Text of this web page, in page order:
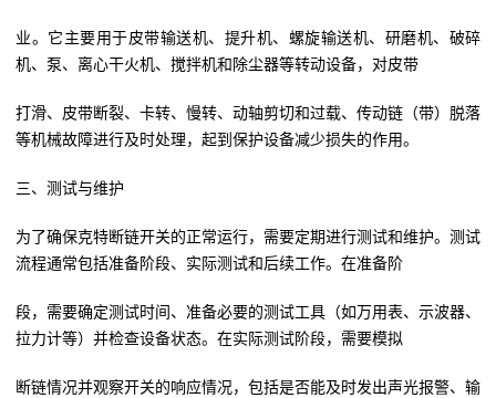
业。它主要用于皮带输送机、提升机、螺旋输送机、研磨机、破碎
机、泵、离心干火机、搅拌机和除尘器等转动设备，对皮带
打滑、皮带断裂、卡转、慢转、动轴剪切和过载、传动链（带）脱落
等机械故障进行及时处理，起到保护设备减少损失的作用。
三、测试与维护
为了确保克特断链开关的正常运行，需要定期进行测试和维护。测试
流程通常包括准备阶段、实际测试和后续工作。在准备阶
段，需要确定测试时间、准备必要的测试工具（如万用表、示波器、
拉力计等）并检查设备状态。在实际测试阶段，需要模拟
断链情况并观察开关的响应情况，包括是否能及时发出声光报警、输